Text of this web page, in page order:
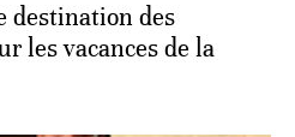
destination des
les vacances de la